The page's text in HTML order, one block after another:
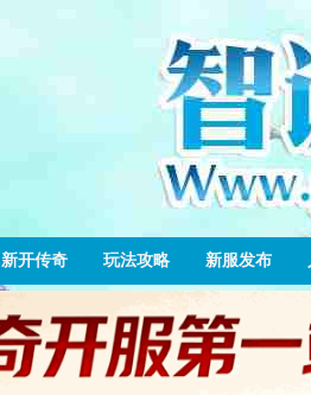
新开传奇 玩法攻略 新服发布